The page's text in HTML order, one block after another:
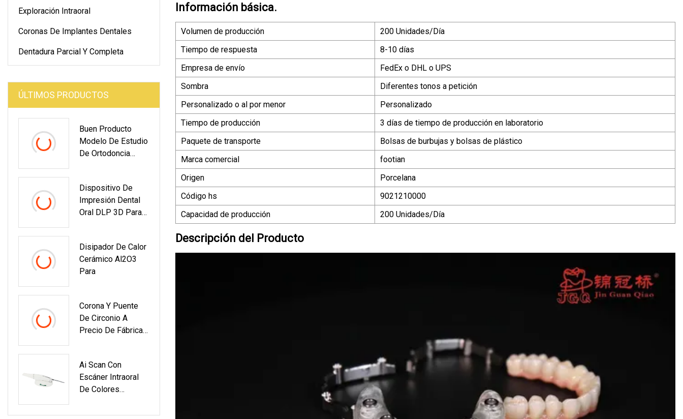
Exploración Intraoral
Coronas De Implantes Dentales
Dentadura Parcial Y Completa
ÚLTIMOS PRODUCTOS
Buen Producto
Modelo De Estudio
De Ortodoncia
Dispositivo De
Impresión Dental
Oral DLP 3D Para
Los Rayos UV
Disipador De Calor
Cerámico Al2O3
Para
Corona Y Puente
De Circonio A
Precio De Fábrica
De China
Ai Scan Con
Escáner Intraoral
De Colores
Diagnóstico Dental
Información básica.
Volumen de producción
200 Unidades/Día
Tiempo de respuesta
8-10 días
Empresa de envío
FedEx o DHL o UPS
Sombra
Diferentes tonos a petición
Personalizado o al por menor
Personalizado
Tiempo de producción
3 días de tiempo de producción en laboratorio
Paquete de transporte
Bolsas de burbujas y bolsas de plástico
Marca comercial
footian
Origen
Porcelana
Código hs
9021210000
Capacidad de producción
200 Unidades/Día
Descripción del Producto